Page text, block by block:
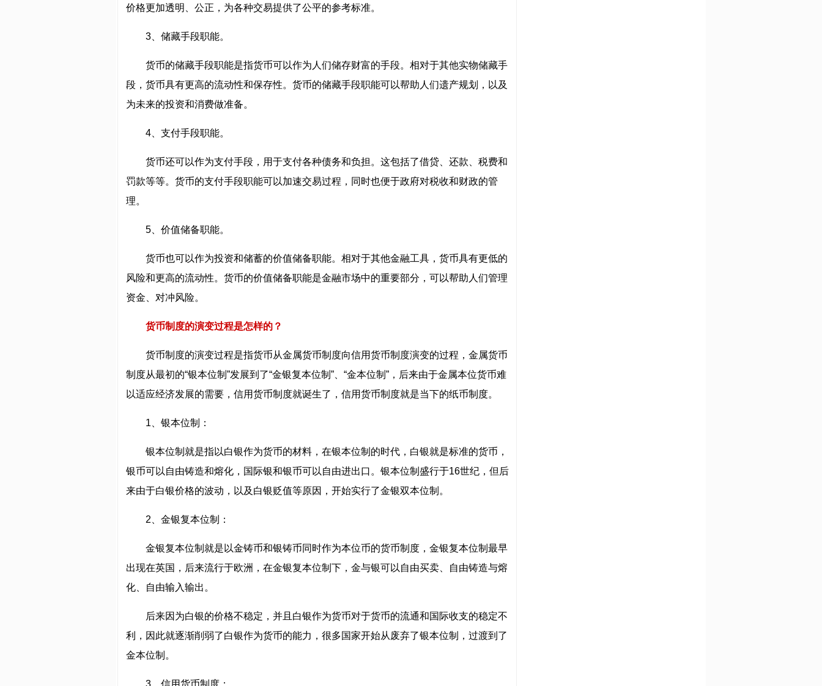
价格更加透明、公正，为各种交易提供了公平的参考标准。
3、储藏手段职能。
货币的储藏手段职能是指货币可以作为人们储存财富的手段。相对于其他实物储藏手
段，货币具有更高的流动性和保存性。货币的储藏手段职能可以帮助人们遗产规划，以及
为未来的投资和消费做准备。
4、支付手段职能。
货币还可以作为支付手段，用于支付各种债务和负担。这包括了借贷、还款、税费和
罚款等等。货币的支付手段职能可以加速交易过程，同时也便于政府对税收和财政的管
理。
5、价值储备职能。
货币也可以作为投资和储蓄的价值储备职能。相对于其他金融工具，货币具有更低的
风险和更高的流动性。货币的价值储备职能是金融市场中的重要部分，可以帮助人们管理
资金、对冲风险。
货币制度的演变过程是怎样的？
货币制度的演变过程是指货币从金属货币制度向信用货币制度演变的过程，金属货币
制度从最初的“银本位制”发展到了“金银复本位制”、“金本位制”，后来由于金属本位货币难
以适应经济发展的需要，信用货币制度就诞生了，信用货币制度就是当下的纸币制度。
1、银本位制：
银本位制就是指以白银作为货币的材料，在银本位制的时代，白银就是标准的货币，
银币可以自由铸造和熔化，国际银和银币可以自由进出口。银本位制盛行于16世纪，但后
来由于白银价格的波动，以及白银贬值等原因，开始实行了金银双本位制。
2、金银复本位制：
金银复本位制就是以金铸币和银铸币同时作为本位币的货币制度，金银复本位制最早
出现在英国，后来流行于欧洲，在金银复本位制下，金与银可以自由买卖、自由铸造与熔
化、自由输入输出。
后来因为白银的价格不稳定，并且白银作为货币对于货币的流通和国际收支的稳定不
利，因此就逐渐削弱了白银作为货币的能力，很多国家开始从废弃了银本位制，过渡到了
金本位制。
3、信用货币制度：